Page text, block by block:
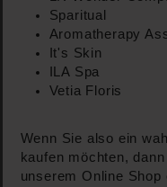
Sparitual
Aromatherapy
It's Skin
ILA Spa
Vetia Floris
Wenn Sie also ein
kaufen möchten,
unserem Online